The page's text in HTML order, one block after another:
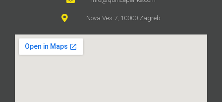
Nova Ves 7, 10000 Zagreb